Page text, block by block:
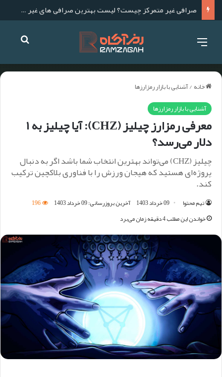
صرافی غیر متمرکز چیست؟ لیست بهترین صرافی های غیر متمرکز برای ایرانیان
خانه/آشنایی با بازار رمزارزها
آشنایی با بازار رمزارزها
معرفی رمزارز چیلیز (CHZ): آیا چیلیز به ۱
دلار می‌رسد؟
چیلیز (CHZ) می‌تواند بهترین انتخاب شما باشد اگر به دنبال
پروژه‌ای هستید که هیجان ورزش را با فناوری بلاکچین ترکیب
کند.
تیم محتوا 09 خرداد 1403 آخرین بروزرسانی: 09 خرداد 1403
196
خواندن این مطلب 4 دقیقه زمان می‌برد